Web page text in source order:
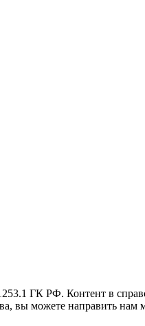
ГК РФ. Контент в
вы можете направить